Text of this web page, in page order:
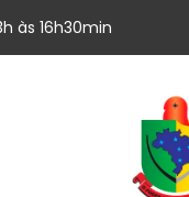
às 16h30min